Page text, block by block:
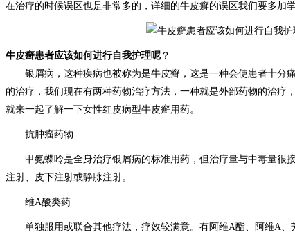
在治疗的时候误区也是非常多的，详细的牛皮癣的误区我们要多加学
牛皮癣患者应该如何进行自我护理呢 ？
银屑病，这种疾病也被称为是牛皮癣，这是一种会使患者十分
的治疗，我们现在有两种药物治疗方法，一种就是外部药物的治疗
就来一起了解一下女性红皮病型牛皮癣用药。
抗肿瘤药物
甲氨蝶呤是全身治疗银屑病的标准用药，但治疗量与中毒量很
注射、皮下注射或静脉注射。
维A酸类药
单独服用或联合其他疗法，疗效较满意。有阿维A酯、阿维A、